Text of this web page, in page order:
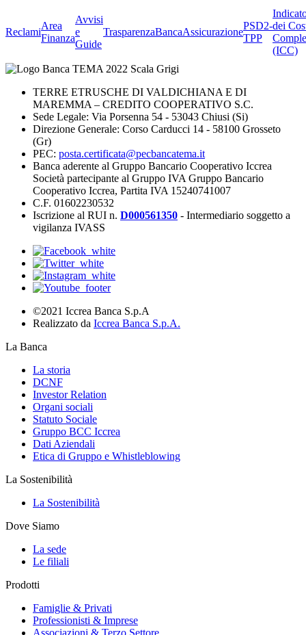
Reclami
Area
Finanza
Avvisi
e
Guide
TrasparenzaBancaAssicurazione
PSD2-
TPP
dei
(ICC)
TERRE ETRUSCHE DI VALDICHIANA E DI
MAREMMA – CREDITO COOPERATIVO S.C.
Sede Legale: Via Porsenna 54 - 53043 Chiusi (Si)
Direzione Generale: Corso Carducci 14 - 58100 Grosseto
(Gr)
PEC: posta.certificata@pecbancatema.it
Banca aderente al Gruppo Bancario Cooperativo Iccrea
Società partecipante al Gruppo IVA Gruppo Bancario
Cooperativo Iccrea, Partita IVA 15240741007
C.F. 01602230532
Iscrizione al RUI n. D000561350 - Intermediario soggetto a
vigilanza IVASS
©2021 Iccrea Banca S.p.A
Realizzato da Iccrea Banca S.p.A.
La Banca
La storia
DCNF
Investor Relation
Organi sociali
Statuto Sociale
Gruppo BCC Iccrea
Dati Aziendali
Etica di Gruppo e Whistleblowing
La Sostenibilità
La Sostenibilità
Dove Siamo
La sede
Le filiali
Prodotti
Famiglie & Privati
Professionisti & Imprese
Associazioni & Terzo Settore